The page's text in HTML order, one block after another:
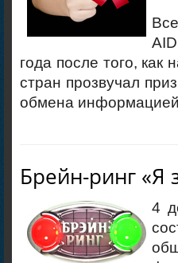
года после того, как
стран прозвучал
обмена
Брейн-ринг
4